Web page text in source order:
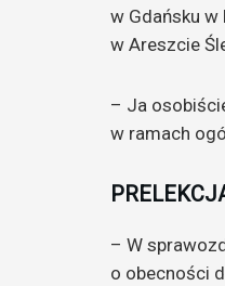
w Gdańsku w
w Areszcie
– Ja
w ramach
– W
o obecności